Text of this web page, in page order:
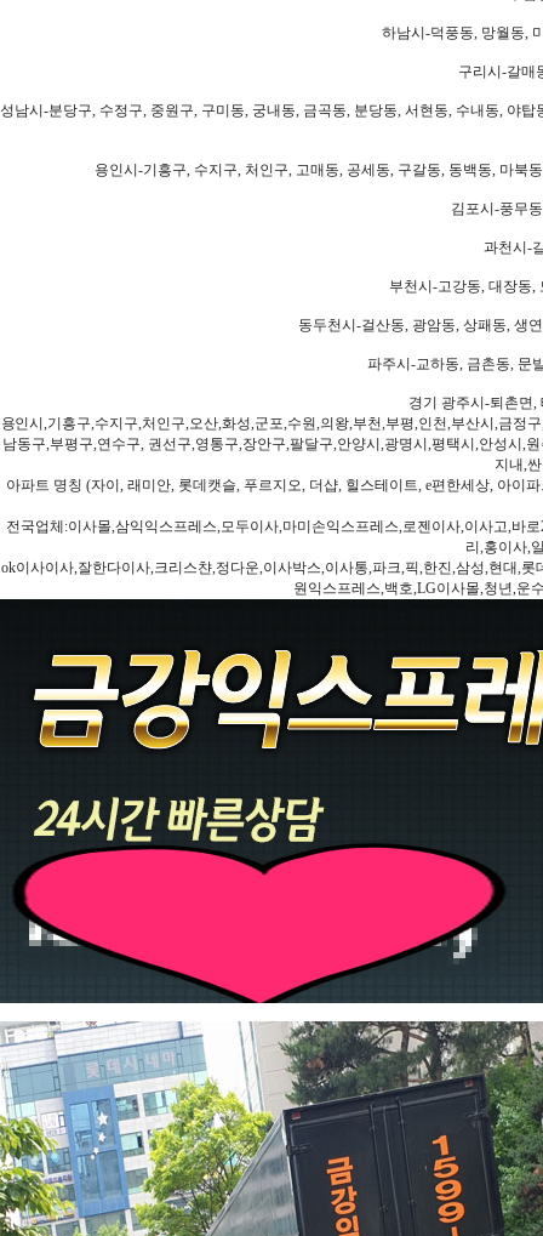
하남시-덕풍동, 망월동,
구리시-갈매
성남시-분당구, 수정구, 중원구, 구미동, 궁내동, 금곡동, 분당동, 서현동, 수내동, 야
용인시-기흥구, 수지구, 처인구, 고매동, 공세동, 구갈동, 동백동, 마북
김포시-풍무
과천시-
부천시-고강동, 대장동,
동두천시-걸산동, 광암동, 상패동, 생
파주시-교하동, 금촌동, 문
경기 광주시-퇴촌면,
용인시,기흥구,수지구,처인구,오산,화성,군포,수원,의왕,부천,부평,인천,부산시,금
남동구,부평구,연수구, 권선구,영통구,장안구,팔달구,안양시,광명시,평택시,안성시,
지내,
아파트 명칭 (자이, 래미안, 롯데캣슬, 푸르지오, 더샵, 힐스테이트, e편한세상, 아이
전국업체:이사몰,삼익익스프레스,모두이사,마미손익스프레스,로젠이사,이사고,바
리,홍이사,
ok이사이사,잘한다이사,크리스챤,정다운,이사박스,이사통,파크,픽,한진,삼성,현대,
원익스프레스,백호,LG이사몰,청년,운